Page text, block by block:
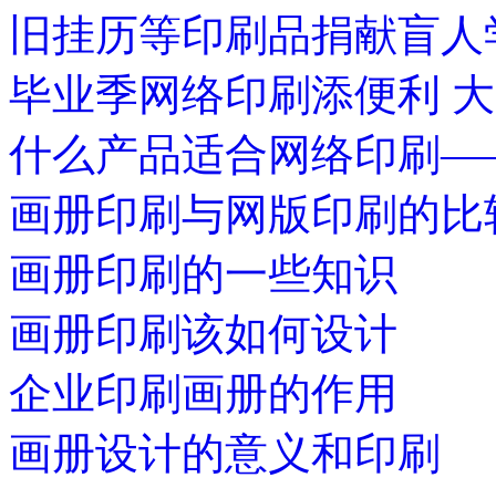
旧挂历等印刷品捐献盲
毕业季网络印刷添便利
什么产品适合网络印刷
画册印刷与网版印刷的比
画册印刷的一些知识
画册印刷该如何设计
企业印刷画册的作用
画册设计的意义和印刷